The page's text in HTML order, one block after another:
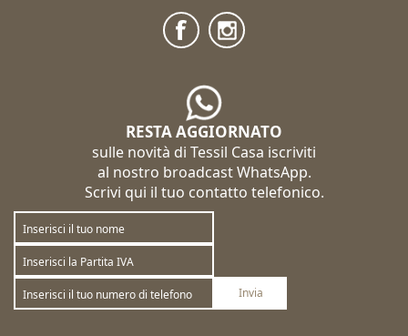
RESTA AGGIORNATO
sulle novità di Tessil Casa iscriviti
al nostro broadcast WhatsApp.
Scrivi qui il tuo contatto telefonico.
Invia